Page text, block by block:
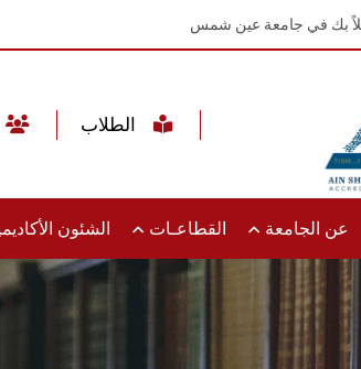
بك في جامعة عين شمس
عن الجامعة القطاعـات الشئون